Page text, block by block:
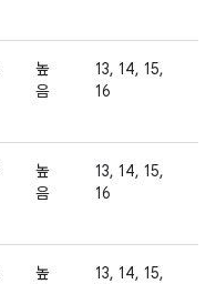
높
음
13, 14, 15,
16
높
음
13, 14, 15,
16
높
13, 14, 15,